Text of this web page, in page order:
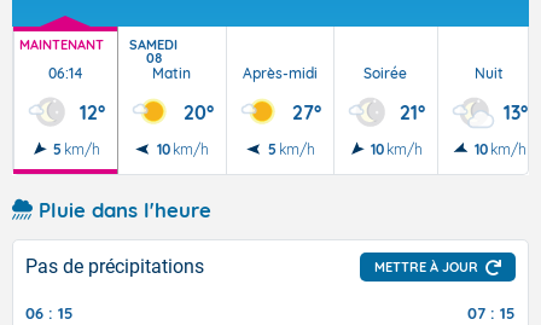
MAINTENANT
06:14
12°
5 km/h
SAMEDI
08
Matin
20°
10 km/h
Après-midi
27°
5 km/h
Soirée
21°
10 km/h
Nuit
13°
10 km/h
Pluie dans l'heure
Pas de précipitations METTRE À JOUR
06 : 15 07 : 15